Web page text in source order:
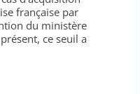
française par
du ministère
ce seuil a